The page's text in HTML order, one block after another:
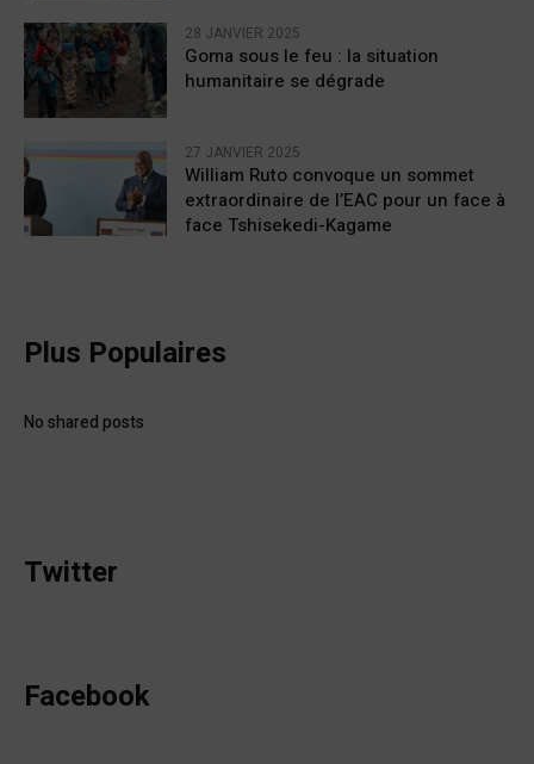
28 JANVIER 2025
Goma sous le feu : la situation
humanitaire se dégrade
27 JANVIER 2025
William Ruto convoque un sommet
extraordinaire de l’EAC pour un face à
face Tshisekedi-Kagame
Plus Populaires
No shared posts
Twitter
Facebook